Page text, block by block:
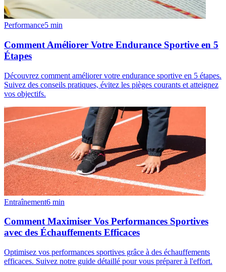
Performance5 min
Comment Améliorer Votre Endurance Sportive en 5
Étapes
Découvrez comment améliorer votre endurance sportive en 5 étapes.
Suivez des conseils pratiques, évitez les pièges courants et atteignez
vos objectifs.
Entraînement6 min
Comment Maximiser Vos Performances Sportives
avec des Échauffements Efficaces
Optimisez vos performances sportives grâce à des échauffements
efficaces. Suivez notre guide détaillé pour vous préparer à l'effort.